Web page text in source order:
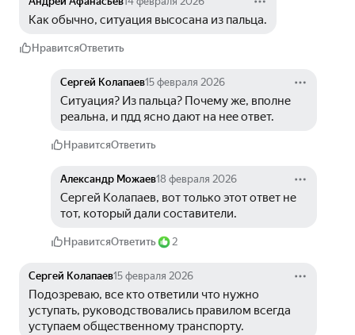
Как обычно, ситуация высосана из пальца.
НравитсяОтветить
Сергей Колапаев15 февраля 2026
Ситуация? Из пальца? Почему же, вполне
реальна, и пдд ясно дают на нее ответ.
НравитсяОтветить
Александр Можаев18 февраля 2026
Сергей Колапаев, вот только этот ответ не
тот, который дали составители.
НравитсяОтветить 2
Сергей Колапаев15 февраля 2026
Подозреваю, все кто ответили что нужно
уступать, руководствовались правилом всегда
уступаем общественному транспорту.